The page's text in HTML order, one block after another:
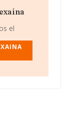
de
en
ha
encima de la
el